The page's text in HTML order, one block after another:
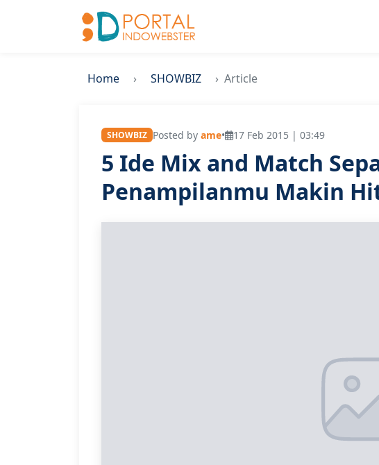
Home SHOWBIZ Article
SHOWBIZ Posted by ame• 17 Feb 2015 | 03:49
5 Ide Mix and Match
Penampilanmu Makin